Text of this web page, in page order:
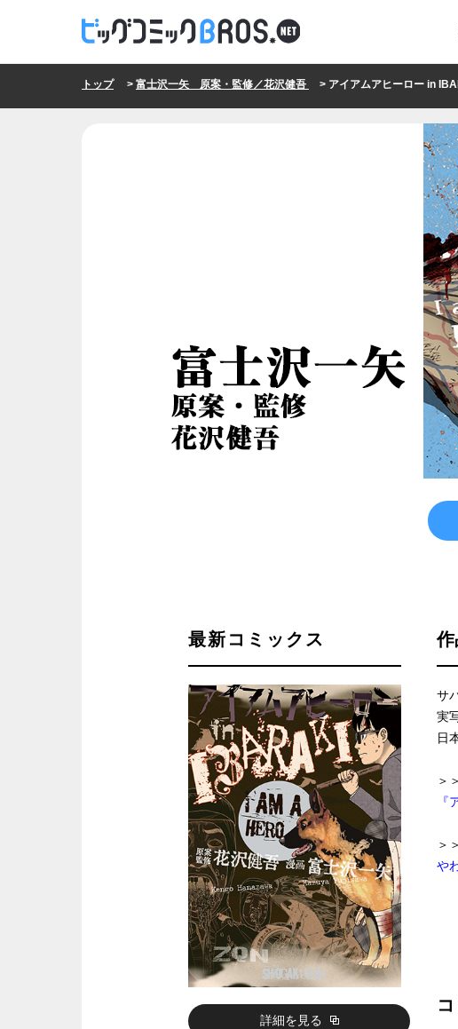
トップ> 富士沢一矢 原案・監修／花沢健吾 > アイアムアヒーロー in
最新コミックス
詳細を見る
作
サ
実
日
＞
＞
や